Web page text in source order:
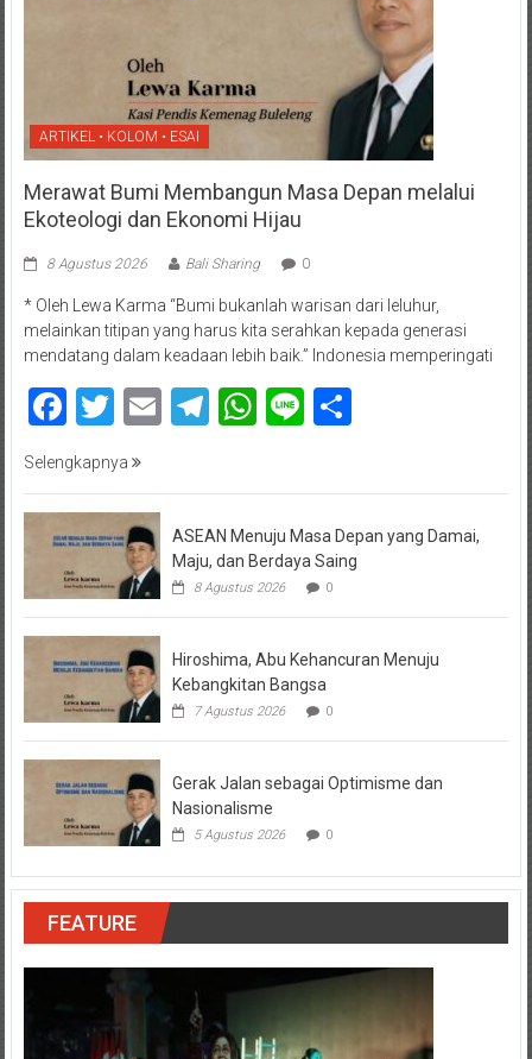
ARTIKEL • KOLOM • ESAI
Merawat Bumi Membangun Masa Depan melalui
Ekoteologi dan Ekonomi Hijau
8 Agustus 2026 Bali Sharing 0
* Oleh Lewa Karma “Bumi bukanlah warisan dari leluhur,
melainkan titipan yang harus kita serahkan kepada generasi
mendatang dalam keadaan lebih baik.” Indonesia memperingati
Facebook
Twitter
EmailTelegram
WhatsApp
LineShare
Selengkapnya
ASEAN Menuju Masa Depan yang Damai,
Maju, dan Berdaya Saing
8 Agustus 2026 0
Hiroshima, Abu Kehancuran Menuju
Kebangkitan Bangsa
7 Agustus 2026 0
Gerak Jalan sebagai Optimisme dan
Nasionalisme
5 Agustus 2026 0
FEATURE